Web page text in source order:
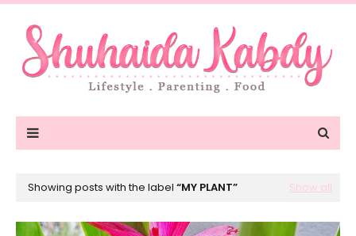
Showing posts with the label MY PLANT Show all